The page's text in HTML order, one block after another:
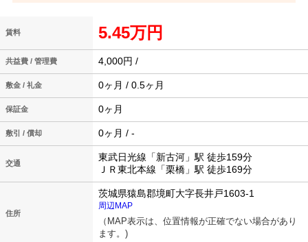
賃料 5.45万円
共益費 / 管理費 4,000円 /
敷金 / 礼金 0ヶ月 / 0.5ヶ月
保証金 0ヶ月
敷引 / 償却 0ヶ月 / -
交通
東武日光線「新古河」駅 徒歩159分
ＪＲ東北本線「栗橋」駅 徒歩169分
住所
茨城県猿島郡境町大字長井戸1603-1
周辺MAP
（MAP表示は、位置情報が正確でない場合があり
ます。)